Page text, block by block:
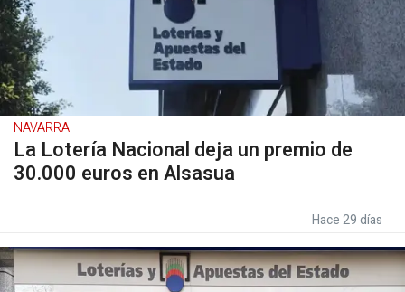
NAVARRA
La Lotería Nacional deja un premio de
30.000 euros en Alsasua
Hace 29 días